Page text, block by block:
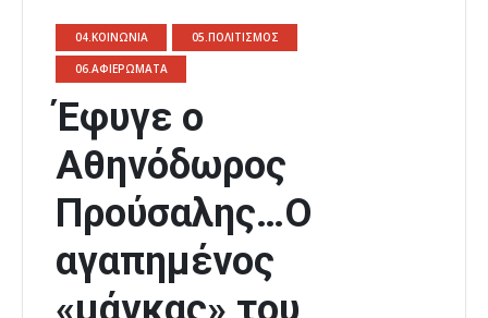
04.ΚΟΙΝΩΝΙΑ 05.ΠΟΛΙΤΙΣΜΟΣ
06.ΑΦΙΕΡΩΜΑΤΑ
Έφυγε ο
Αθηνόδωρος
Προύσαλης…Ο
αγαπημένος